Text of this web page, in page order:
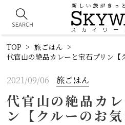
TOP
旅ごはん
代官山の絶品カレーと宝石プリン【
2021/09/06 旅ごはん
代官山の絶品カ
ン【クルーのお気